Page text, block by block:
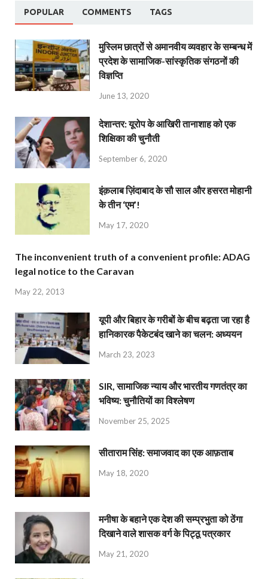
POPULAR COMMENTS TAGS
मुस्लिम छात्रों से अमानवीय व्यवहार के सम्बन्ध में
प्रदेश के सामाजिक-सांस्कृतिक संगठनों की
विज्ञप्ति
June 13, 2020
देशान्‍तर: यूरोप के आखिरी तानाशाह को एक
शिक्षिका की चुनौती
September 6, 2020
इंक़लाब ज़िंदाबाद के सौ साल और हसरत मोहानी
के तीन ‘एम’!
May 17, 2020
The inconvenient truth of a convenient profile: ADAG
legal notice to the Caravan
May 22, 2013
यूपी और बिहार के गरीबों के बीच बढ़ता जा रहा है
हानिकारक पैकेटबंद खाने का चलन: अध्ययन
March 23, 2023
SIR, सामाजिक न्याय और भारतीय गणतंत्र का
भविष्य: चुनौतियों का विश्लेषण
November 25, 2025
सीताराम सिंह: समाजवाद का एक आफ़ताब
May 18, 2020
मनीषा के बहाने एक देश की सम्प्रभुता को ठेंगा
दिखाने वाले शासक वर्ग के पिट्ठू पत्रकार
May 21, 2020